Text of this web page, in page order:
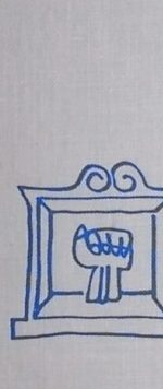
KNJIŽEVNOSTI